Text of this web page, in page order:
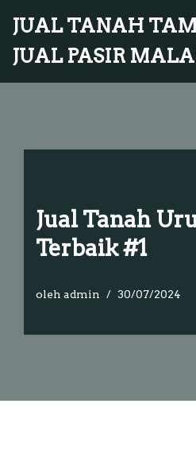
ke
konten
JUAL TANAH
JUAL PASIR
Jual Tanah
Terbaik #1
oleh admin 30/07/2024